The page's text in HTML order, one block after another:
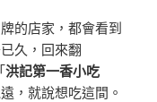
的店家，都會看到
久，回來翻
洪記第一香小吃
，就說想吃這間。